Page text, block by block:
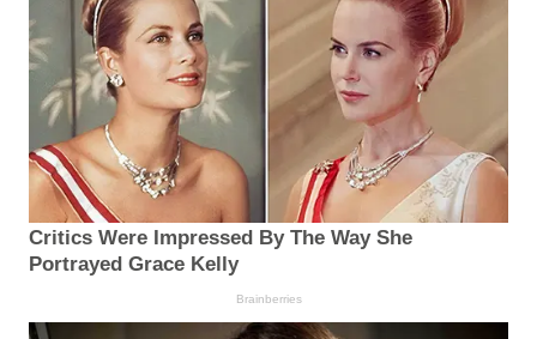
Critics Were Impressed By The Way She
Portrayed Grace Kelly
Brainberries